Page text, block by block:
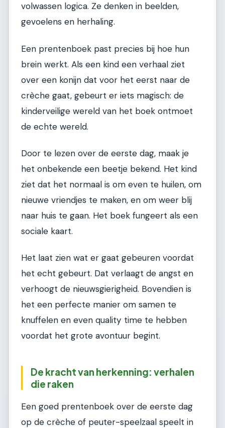
volwassen logica. Ze denken in beelden,
gevoelens en herhaling.
Een prentenboek past precies bij hoe hun
brein werkt. Als een kind een verhaal ziet
over een konijn dat voor het eerst naar de
crèche gaat, gebeurt er iets magisch: de
kinderveilige wereld van het boek ontmoet
de echte wereld.
Door te lezen over de eerste dag, maak je
het onbekende een beetje bekend. Het kind
ziet dat het normaal is om even te huilen, om
nieuwe vriendjes te maken, en om weer blij
naar huis te gaan. Het boek fungeert als een
sociale kaart.
Het laat zien wat er gaat gebeuren voordat
het echt gebeurt. Dat verlaagt de angst en
verhoogt de nieuwsgierigheid. Bovendien is
het een perfecte manier om samen te
knuffelen en even quality time te hebben
voordat het grote avontuur begint.
De kracht van herkenning: verhalen
die raken
Een goed prentenboek over de eerste dag
op de crèche of peuter-speelzaal speelt in